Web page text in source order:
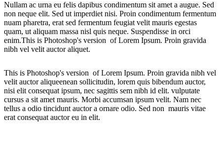
Nullam ac urna eu felis dapibus condimentum sit amet a augue. Sed
non neque elit. Sed ut imperdiet nisi. Proin condimentum fermentum
nuam pharetra, erat sed fermentum feugiat velit mauris egestas
quam, ut aliquam massa nisl quis neque. Suspendisse in orci
enim.This is Photoshop's version of Lorem Ipsum. Proin gravida
nibh vel velit auctor aliquet.
This is Photoshop's version of Lorem Ipsum. Proin gravida nibh vel
velit auctor aliqueenean sollicitudin, lorem quis bibendum auctor,
nisi elit consequat ipsum, nec sagittis sem nibh id elit. vulputate
cursus a sit amet mauris. Morbi accumsan ipsum velit. Nam nec
tellus a odio tincidunt auctor a ornare odio. Sed non mauris vitae
erat consequat auctor eu in elit.